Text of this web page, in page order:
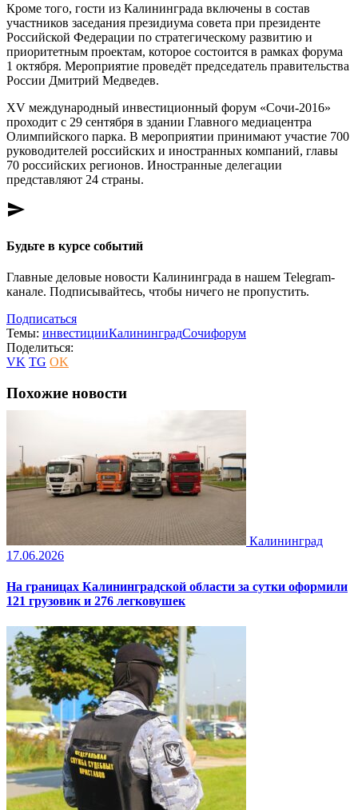
Кроме того, гости из Калининграда включены в состав
участников заседания президиума совета при президенте
Российской Федерации по стратегическому развитию и
приоритетным проектам, которое состоится в рамках форума
1 октября. Мероприятие проведёт председатель правительства
России Дмитрий Медведев.
XV международный инвестиционный форум «Сочи-2016»
проходит с 29 сентября в здании Главного медиацентра
Олимпийского парка. В мероприятии принимают участие 700
руководителей российских и иностранных компаний, главы
70 российских регионов. Иностранные делегации
представляют 24 страны.
send
Будьте в курсе событий
Главные деловые новости Калининграда в нашем Telegram-
канале. Подписывайтесь, чтобы ничего не пропустить.
Подписаться
Темы: инвестицииКалининградСочифорум
Поделиться:
VK TG OK
Похожие новости
Калининград
17.06.2026
На границах Калининградской области за сутки оформили
121 грузовик и 276 легковушек